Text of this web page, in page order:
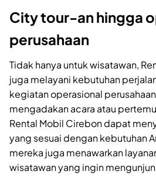
City tour-an hingga
perusahaan
Tidak hanya untuk wisatawan,
juga melayani kebutuhan
kegiatan operasional
mengadakan acara atau
Rental Mobil Cirebon dapat
yang sesuai dengan kebutuhan
mereka juga menawarkan
wisatawan yang ingin